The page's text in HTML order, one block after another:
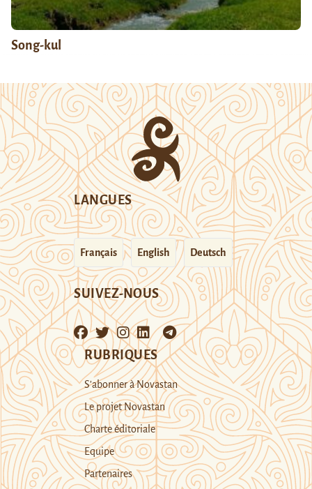
Song-kul
LANGUES
Français English Deutsch
SUIVEZ-NOUS
RUBRIQUES
S’abonner à Novastan
Le projet Novastan
Charte éditoriale
Equipe
Partenaires